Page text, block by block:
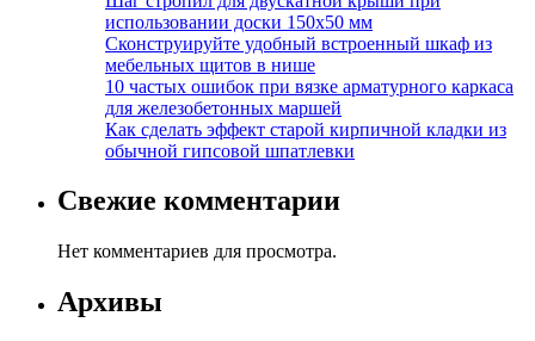
использовании доски 150х50 мм
Сконструируйте удобный встроенный шкаф из
мебельных щитов в нише
10 частых ошибок при вязке арматурного каркаса
для железобетонных маршей
Как сделать эффект старой кирпичной кладки из
обычной гипсовой шпатлевки
Свежие комментарии
Нет комментариев для просмотра.
Архивы